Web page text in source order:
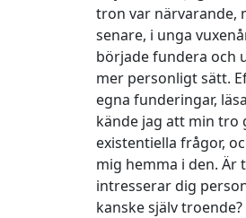
tron var närvarande,
senare, i unga
började fundera och
mer personligt sätt.
egna funderingar,
kände jag att min tro
existentiella frågor,
mig hemma i den.
intresserar dig
kanske själv troende?